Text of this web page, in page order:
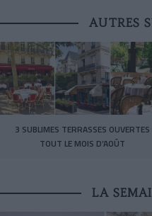
AUTRES
3 SUBLIMES TERRASSES OUVERTES
TOUT LE MOIS D’AOÛT
LA